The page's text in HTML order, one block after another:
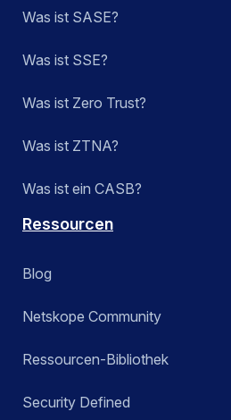
Was ist SASE?
Was ist SSE?
Was ist Zero Trust?
Was ist ZTNA?
Was ist ein CASB?
Ressourcen
Blog
Netskope Community
Ressourcen-Bibliothek
Security Defined